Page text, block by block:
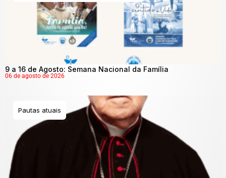
9 a 16 de Agosto: Semana Nacional da Família
06 de agosto de 2026
Pautas atuais